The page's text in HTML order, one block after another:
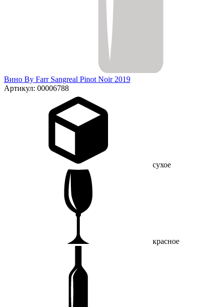
Вино By Farr Sangreal Pinot Noir 2019
Артикул: 00006788
сухое
красное